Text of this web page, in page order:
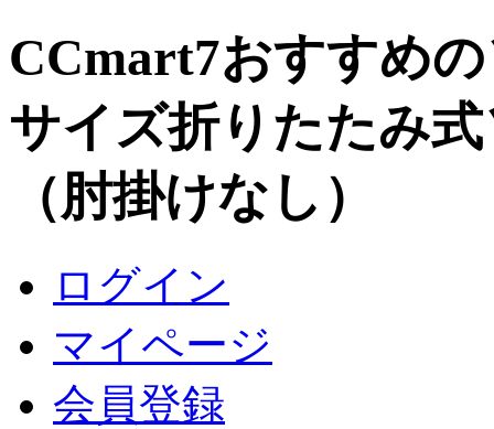
CCmart7おすすめ
サイズ折りたたみ
（肘掛けなし）
ログイン
マイページ
会員登録